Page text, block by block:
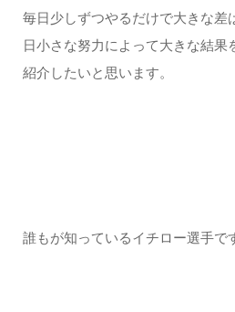
毎日少しずつやるだけで大きな差
日小さな努力によって大きな結果
紹介したいと思います。
誰もが知っているイチロー選手で